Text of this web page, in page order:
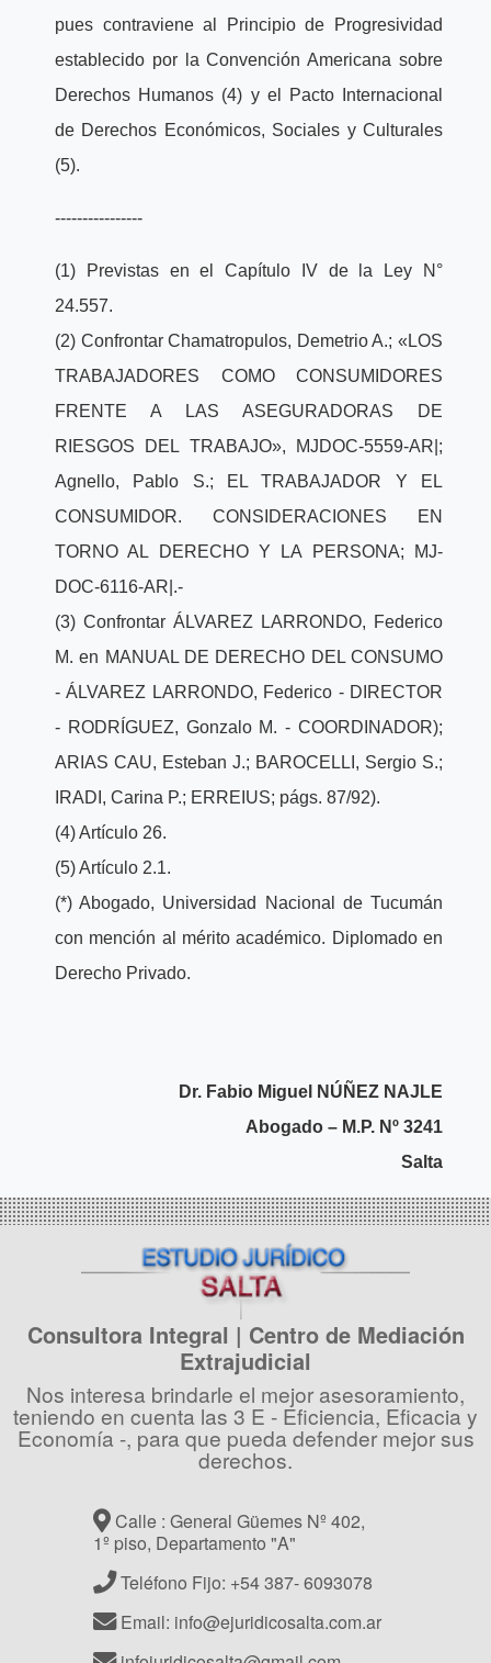
pues contraviene al Principio de Progresividad
establecido por la Convención Americana sobre
Derechos Humanos (4) y el Pacto Internacional
de Derechos Económicos, Sociales y Culturales
(5).
----------------
(1) Previstas en el Capítulo IV de la Ley N°
24.557.
(2) Confrontar Chamatropulos, Demetrio A.; «LOS
TRABAJADORES COMO CONSUMIDORES
FRENTE A LAS ASEGURADORAS DE
RIESGOS DEL TRABAJO», MJDOC-5559-AR|;
Agnello, Pablo S.; EL TRABAJADOR Y EL
CONSUMIDOR. CONSIDERACIONES EN
TORNO AL DERECHO Y LA PERSONA; MJ-
DOC-6116-AR|.-
(3) Confrontar ÁLVAREZ LARRONDO, Federico
M. en MANUAL DE DERECHO DEL CONSUMO
- ÁLVAREZ LARRONDO, Federico - DIRECTOR
- RODRÍGUEZ, Gonzalo M. - COORDINADOR);
ARIAS CAU, Esteban J.; BAROCELLI, Sergio S.;
IRADI, Carina P.; ERREIUS; págs. 87/92).
(4) Artículo 26.
(5) Artículo 2.1.
(*) Abogado, Universidad Nacional de Tucumán
con mención al mérito académico. Diplomado en
Derecho Privado.
Dr. Fabio Miguel NÚÑEZ NAJLE
Abogado – M.P. Nº 3241
Salta
Consultora Integral | Centro de Mediación
Extrajudicial
Nos interesa brindarle el mejor asesoramiento,
teniendo en cuenta las 3 E - Eficiencia, Eficacia y
Economía -, para que pueda defender mejor sus
derechos.
Calle : General Güemes Nº 402,
1º piso, Departamento "A"
Teléfono Fijo: +54 387- 6093078
Email: info@ejuridicosalta.com.ar